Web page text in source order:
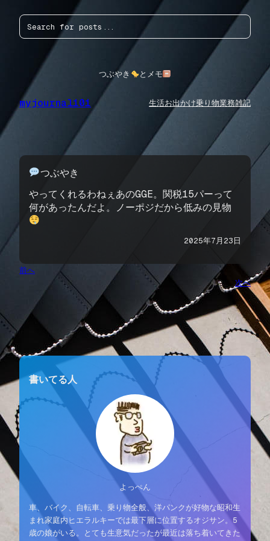
検
索
つぶやき とメモ
myjournal101 生活お出かけ乗り物業務雑記
つぶやき
やってくれるわねぇあのGGE。関税15パーって
何があったんだよ。ノーポジだから低みの見物
2025年7月23日
前へ
次へ
書いてる人
よっぺん
車、バイク、自転車、乗り物全般、洋パンクが好物な昭和生
まれ家庭内ヒエラルキーでは最下層に位置するオジサン。5
歳の娘がいる。とても生意気だったが最近は落ち着いてきた